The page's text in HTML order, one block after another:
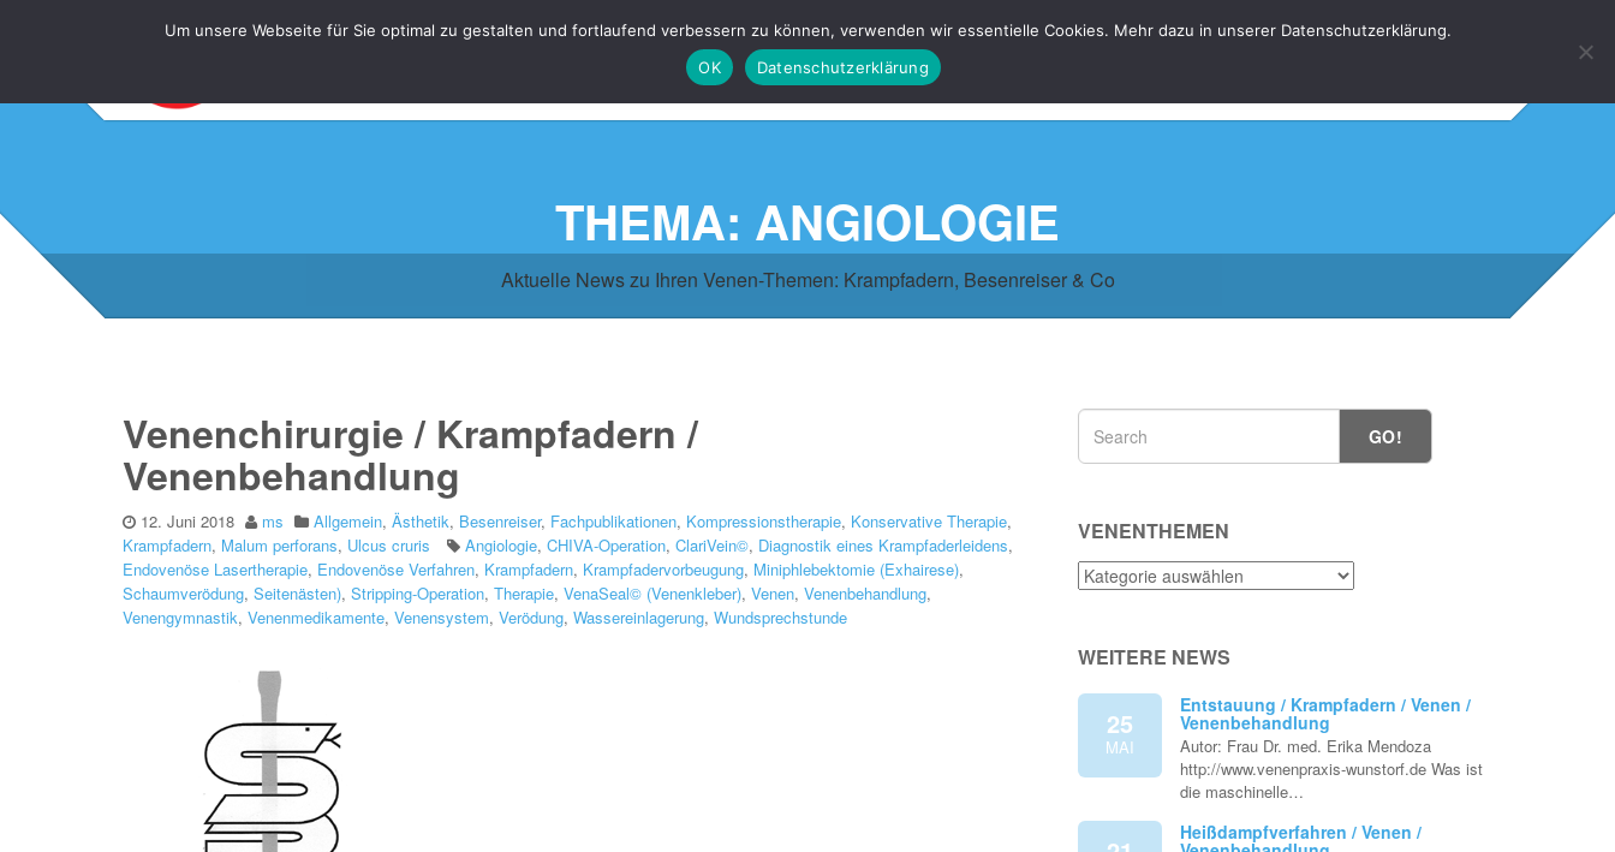
THEMA: ANGIOLOGIE
Aktuelle News zu Ihren Venen-Themen: Krampfadern, Besenreiser & Co
Venenchirurgie / Krampfadern /
Venenbehandlung
12. Juni 2018 ms Allgemein, Ästhetik, Besenreiser, Fachpublikationen, Kompressionstherapie, Konservative Therapie,
Krampfadern, Malum perforans, Ulcus cruris Angiologie, CHIVA-Operation, ClariVein©, Diagnostik eines Krampfaderleidens,
Endovenöse Lasertherapie, Endovenöse Verfahren, Krampfadern, Krampfadervorbeugung, Miniphlebektomie (Exhairese),
Schaumverödung, Seitenästen), Stripping-Operation, Therapie, VenaSeal© (Venenkleber), Venen, Venenbehandlung,
Venengymnastik, Venenmedikamente, Venensystem, Verödung, Wassereinlagerung, Wundsprechstunde
GO!
VENENTHEMEN
Venenthemen
WEITERE NEWS
25
MAI
Entstauung / Krampfadern / Venen /
Venenbehandlung
Autor: Frau Dr. med. Erika Mendoza
http://www.venenpraxis-wunstorf.de Was ist
die maschinelle…
Heißdampfverfahren / Venen /
Um unsere Webseite für Sie optimal zu gestalten und fortlaufend verbessern zu können, verwenden wir essentielle Cookies. Mehr dazu in unserer Datenschutzerklärung.
OK
Datenschutzerklärung